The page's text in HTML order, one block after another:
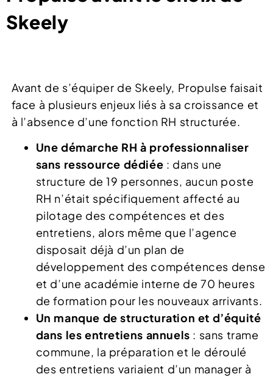
Skeely
Avant de s’équiper de Skeely, Propulse faisait
face à plusieurs enjeux liés à sa croissance et
à l’absence d’une fonction RH structurée.
Une démarche RH à professionnaliser
sans ressource dédiée : dans une
structure de 19 personnes, aucun poste
RH n’était spécifiquement affecté au
pilotage des compétences et des
entretiens, alors même que l’agence
disposait déjà d’un plan de
développement des compétences dense
et d’une académie interne de 70 heures
de formation pour les nouveaux arrivants.
Un manque de structuration et d’équité
dans les entretiens annuels : sans trame
commune, la préparation et le déroulé
des entretiens variaient d’un manager à